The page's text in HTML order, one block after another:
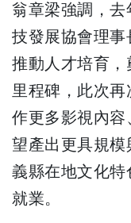
翁章梁強調，
技發展協會理事
推動人才培育
里程碑，此次
作更多影視內
望產出更具規
義縣在地文化特
就業。